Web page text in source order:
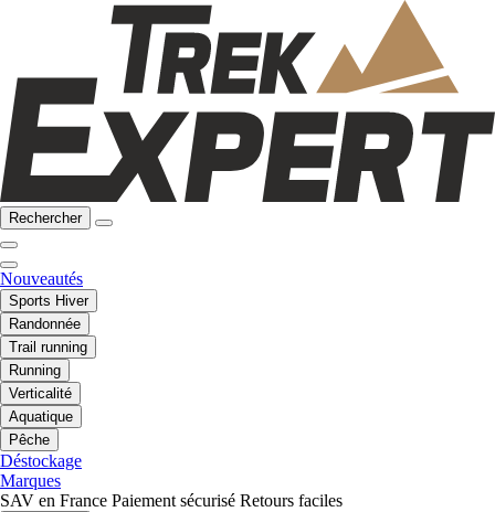
Rechercher
Nouveautés
Sports Hiver
Randonnée
Trail running
Running
Verticalité
Aquatique
Pêche
Déstockage
Marques
SAV en France Paiement sécurisé Retours faciles